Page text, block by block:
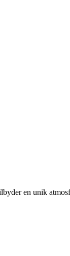
en unik